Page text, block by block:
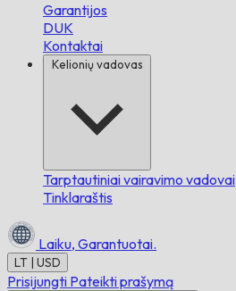
Garantijos
DUK
Kontaktai
Kelionių vadovas
Tarptautiniai vairavimo vadovai
Tinklaraštis
Laiku, Garantuotai.
LT | USD
Prisijungti Pateikti prašymą